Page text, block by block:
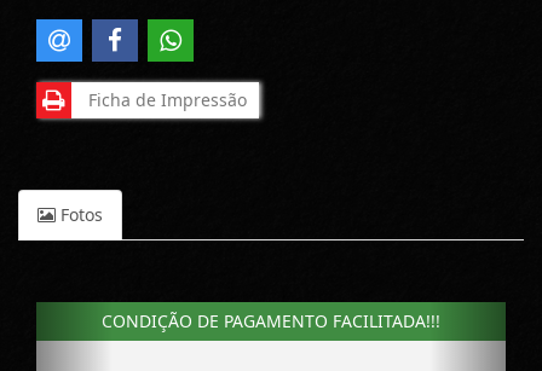
Ficha de Impressão
Fotos